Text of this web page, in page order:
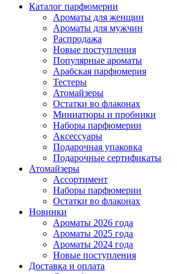
Каталог парфюмерии
Ароматы для женщин
Ароматы для мужчин
Распродажа
Новые поступления
Популярные ароматы
Арабская парфюмерия
Тестеры
Атомайзеры
Остатки во флаконах
Миниатюры и пробники
Наборы парфюмерии
Аксессуары
Подарочная упаковка
Подарочные сертификаты
Атомайзеры
Ассортимент
Наборы парфюмерии
Остатки во флаконах
Новинки
Ароматы 2026 года
Ароматы 2025 года
Ароматы 2024 года
Новые поступления
Доставка и оплата